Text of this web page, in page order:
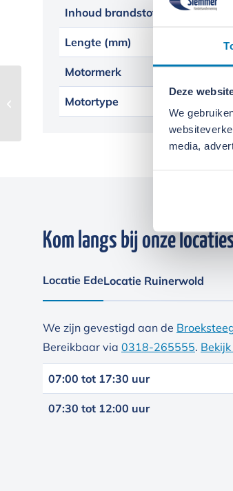
Deze
We
media,
Inhoud brandstoftank
Lengte (mm)
Motormerk
Motortype
Kom langs bij onze
Locatie EdeLocatie Ruinerwold
We zijn gevestigd aan de
Bereikbaar via 0318-265555.
07:00 tot 17:30 uur
07:30 tot 12:00 uur
Stihl TSA 230